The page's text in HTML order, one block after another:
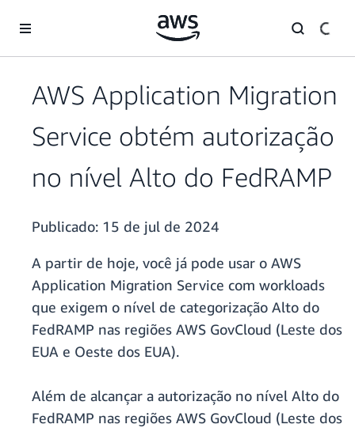
Pular para o conteúdo principal
AWS Application Migration
Service obtém autorização
no nível Alto do FedRAMP
Publicado: 15 de jul de 2024
A partir de hoje, você já pode usar o AWS
Application Migration Service com workloads
que exigem o nível de categorização Alto do
FedRAMP nas regiões AWS GovCloud (Leste dos
EUA e Oeste dos EUA).
Além de alcançar a autorização no nível Alto do
FedRAMP nas regiões AWS GovCloud (Leste dos